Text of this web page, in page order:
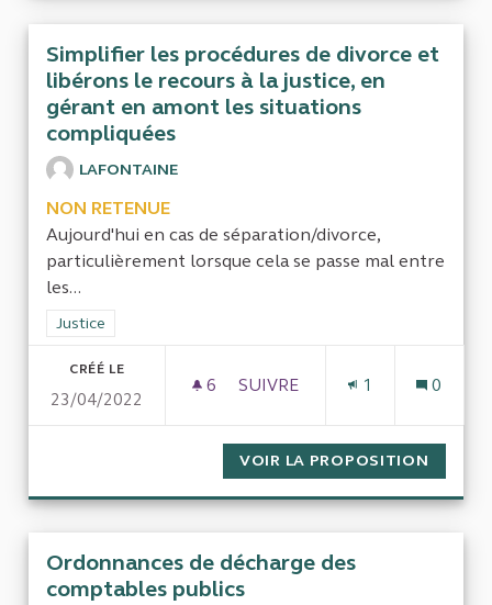
Simplifier les procédures de divorce et
libérons le recours à la justice, en
gérant en amont les situations
compliquées
LAFONTAINE
NON RETENUE
Aujourd'hui en cas de séparation/divorce,
particulièrement lorsque cela se passe mal entre
les...
Filtrer les résultats de la catégorie : Justice
Justice
CRÉÉ LE
23/04/2022
6 6 ABONNÉS
SUIVRE
1 0
VOIR LA PROPOSITION
Ordonnances de décharge des
comptables publics